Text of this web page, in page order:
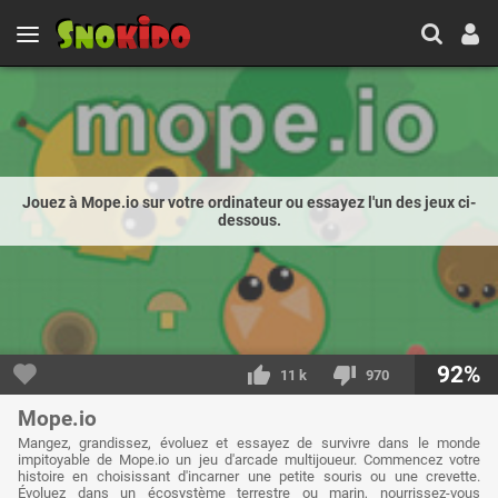
Jouez à Mope.io sur votre ordinateur ou essayez l'un des jeux ci-
dessous.
11 k 970 92%
Mope.io
Mangez, grandissez, évoluez et essayez de survivre dans le monde
impitoyable de Mope.io un jeu d'arcade multijoueur. Commencez votre
histoire en choisissant d'incarner une petite souris ou une crevette.
Évoluez dans un écosystème terrestre ou marin, nourrissez-vous